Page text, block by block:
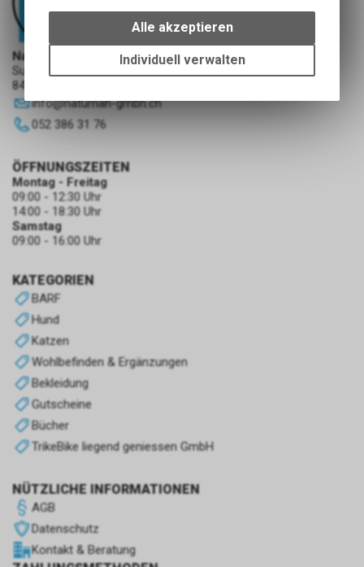
NaturNah GmbH
Sunnehofstrasse 7
8493 Saland
info@naturnah-gmbh.ch
052 386 31 76
KATEGORIEN
BARF
Hund
Katzen
Wohlbefinden & Ergänzungen
Bekleidung
Gutscheine
Bücher
TrikeBike liegend geniessen GmbH
NÜTZLICHE INFORMATIONEN
AGB
Datenschutz
Kontakt & Beratung
ÖFFNUNGSZEITEN
Montag - Freitag
09:00 - 12:30 Uhr
14:00 - 18:30 Uhr
Samstag
09:00 - 16:00 Uhr
bestimmte Interaktionen und
Einstellungen auf Ihrem Gerät,
um die grundlegenden
Funktionen unseres Online-
des Warenkorbs, zu
Alle akzeptieren
Individuell verwalten